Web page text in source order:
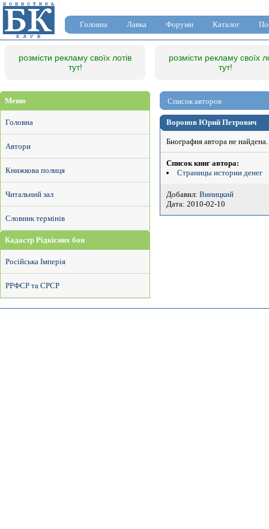
Головна Лавка Форуми Каталог
розмісти рекламу своїх лотів
тут!
розмісти рекламу своїх
тут!
Меню
Головна
Автори
Книжкова полиця
Читальний зал
Словник термінів
Кадастр Рідкісних бон
Російська Імперія
РРФСР та СРСР
Список авторов
Воронов Юрий Петрович
Биография автора не найдена.
Список книг автора:
Страницы истории денег
Добавил: Виницкий
Дата: 2010-02-10